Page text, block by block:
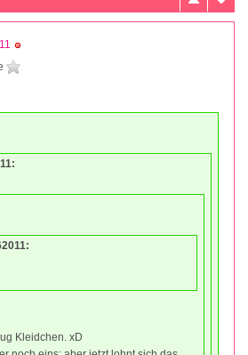
Kleidchen. xD